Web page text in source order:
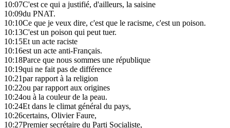
10:07C'est ce qui a justifié, d'ailleurs, la saisine
10:09du PNAT.
10:10Ce que je veux dire, c'est que le racisme, c'est un poison.
10:13C'est un poison qui peut tuer.
10:15Et un acte raciste
10:16est un acte anti-Français.
10:18Parce que nous sommes une république
10:19qui ne fait pas de différence
10:21par rapport à la religion
10:22ou par rapport aux origines
10:24ou à la couleur de la peau.
10:24Et dans le climat général du pays,
10:26certains, Olivier Faure,
10:27Premier secrétaire du Parti Socialiste,